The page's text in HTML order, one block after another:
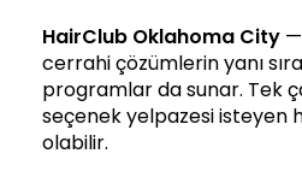
HairClub Oklahoma City
cerrahi çözümlerin yanı
programlar da sunar. Tek
seçenek yelpazesi isteyen
olabilir.